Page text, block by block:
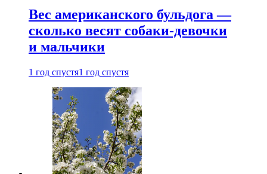
Вес американского бульдога —
сколько весят собаки-девочки
и мальчики
1 год спустя1 год спустя